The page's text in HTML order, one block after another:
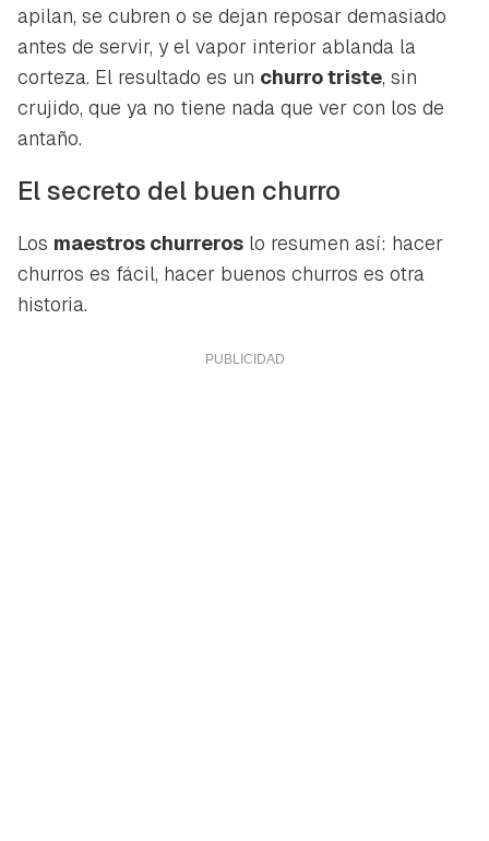
apilan, se cubren o se dejan reposar demasiado
antes de servir, y el vapor interior ablanda la
corteza. El resultado es un churro triste, sin
crujido, que ya no tiene nada que ver con los de
antaño.
El secreto del buen churro
Los maestros churreros lo resumen así: hacer
churros es fácil, hacer buenos churros es otra
historia.